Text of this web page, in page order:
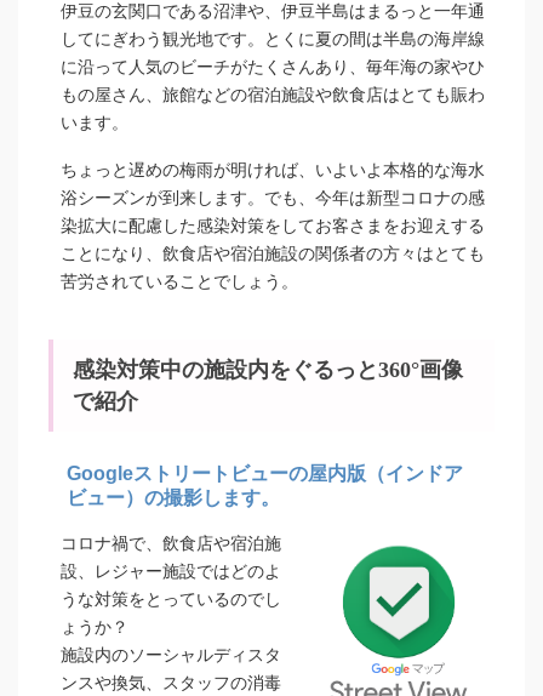
伊豆の玄関口である沼津や、伊豆半島はまるっと一年通
してにぎわう観光地です。とくに夏の間は半島の海岸線
に沿って人気のビーチがたくさんあり、毎年海の家やひ
もの屋さん、旅館などの宿泊施設や飲食店はとても賑わ
います。
ちょっと遅めの梅雨が明ければ、いよいよ本格的な海水
浴シーズンが到来します。でも、今年は新型コロナの感
染拡大に配慮した感染対策をしてお客さまをお迎えする
ことになり、飲食店や宿泊施設の関係者の方々はとても
苦労されていることでしょう。
感染対策中の施設内をぐるっと360°画像
で紹介
Googleストリートビューの屋内版（インドア
ビュー）の撮影します。
コロナ禍で、飲食店や宿泊施
設、レジャー施設ではどのよ
うな対策をとっているのでし
ょうか？
施設内のソーシャルディスタ
ンスや換気、スタッフの消毒